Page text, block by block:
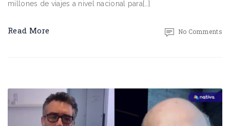
millones de viajes a nivel nacional para[…]
Read More No Comments